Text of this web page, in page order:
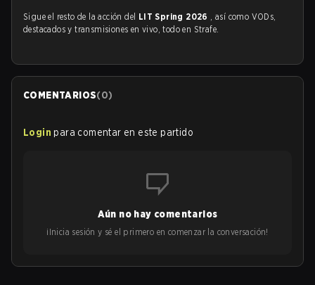
Sigue el resto de la acción del LIT Spring 2026 , así como VODs,
destacados y transmisiones en vivo, todo en Strafe.
COMENTARIOS(0)
Login para comentar en este partido
Aún no hay comentarios
¡Inicia sesión y sé el primero en comenzar la conversación!